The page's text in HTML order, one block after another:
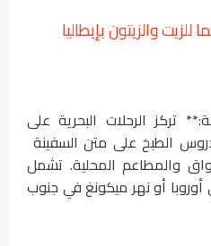
تركز الرحلات البحرية على
الطبخ على متن السفينة
والمطاعم المحلية. تشمل
أوروبا أو نهر ميكونغ في جنوب